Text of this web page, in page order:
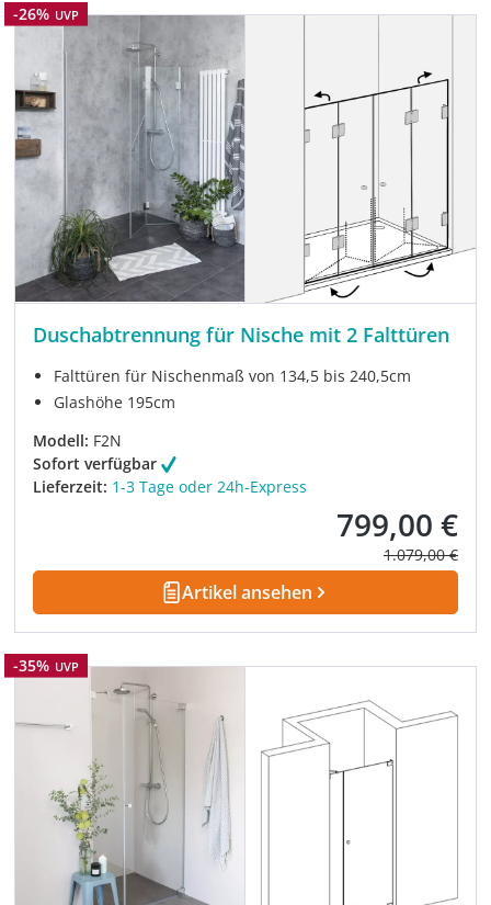
Rabatt
-26% UVP
Duschabtrennung für Nische mit 2 Falttüren
Falttüren für Nischenmaß von 134,5 bis 240,5cm
Glashöhe 195cm
Modell: F2N
Sofort verfügbar
Lieferzeit: 1-3 Tage oder 24h-Express
Verkaufspreis:
799,00 €
Regulärer
1.079,00 €
Artikel ansehen
Rabatt
-35% UVP